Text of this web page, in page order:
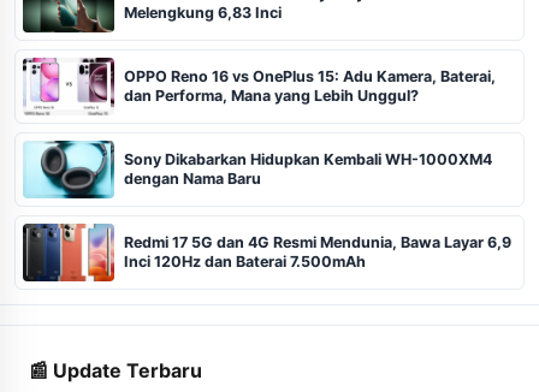
Melengkung 6,83 Inci
OPPO Reno 16 vs OnePlus 15: Adu Kamera, Baterai,
dan Performa, Mana yang Lebih Unggul?
Sony Dikabarkan Hidupkan Kembali WH-1000XM4
dengan Nama Baru
Redmi 17 5G dan 4G Resmi Mendunia, Bawa Layar 6,9
Inci 120Hz dan Baterai 7.500mAh
📰 Update Terbaru